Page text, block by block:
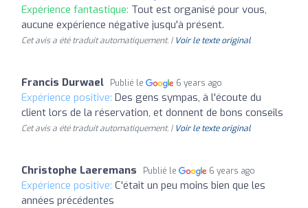
Expérience fantastique: Tout est organisé pour vous,
aucune expérience négative jusqu'à présent.
Cet avis a été traduit automatiquement. | Voir le texte original
Francis Durwael Publié le 6 years ago
Expérience positive: Des gens sympas, à l'écoute du
client lors de la réservation, et donnent de bons conseils
Cet avis a été traduit automatiquement. | Voir le texte original
Christophe Laeremans Publié le 6 years ago
Expérience positive: C'était un peu moins bien que les
années précédentes